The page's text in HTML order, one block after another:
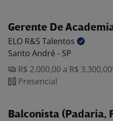
Gerente De
ELO R&S Talentos
Santo André - SP
R$ 2.000,00 a R$ 3.300,00
Presencial
Balconista (Padaria,